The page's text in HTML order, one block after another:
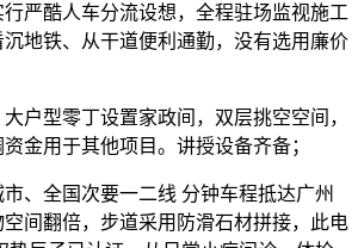
严酷人车分流设想，全程驻场监视施工
地铁、从干道便利通勤，没有选用廉价
型零丁设置家政间，双层挑空空间，
金用于其他项目。讲授设备齐备；
全国次要一二线 分钟车程抵达广州
间翻倍，步道采用防滑石材拼接，此电